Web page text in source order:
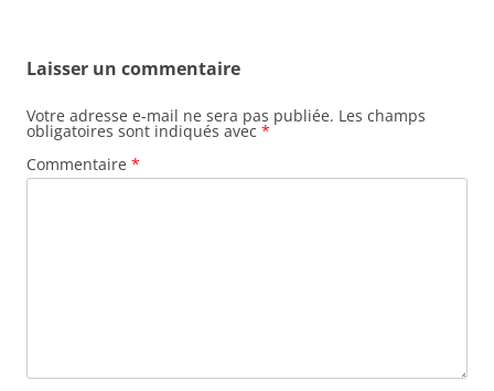
Laisser un commentaire
Votre adresse e-mail ne sera pas publiée. Les champs
obligatoires sont indiqués avec *
Commentaire *